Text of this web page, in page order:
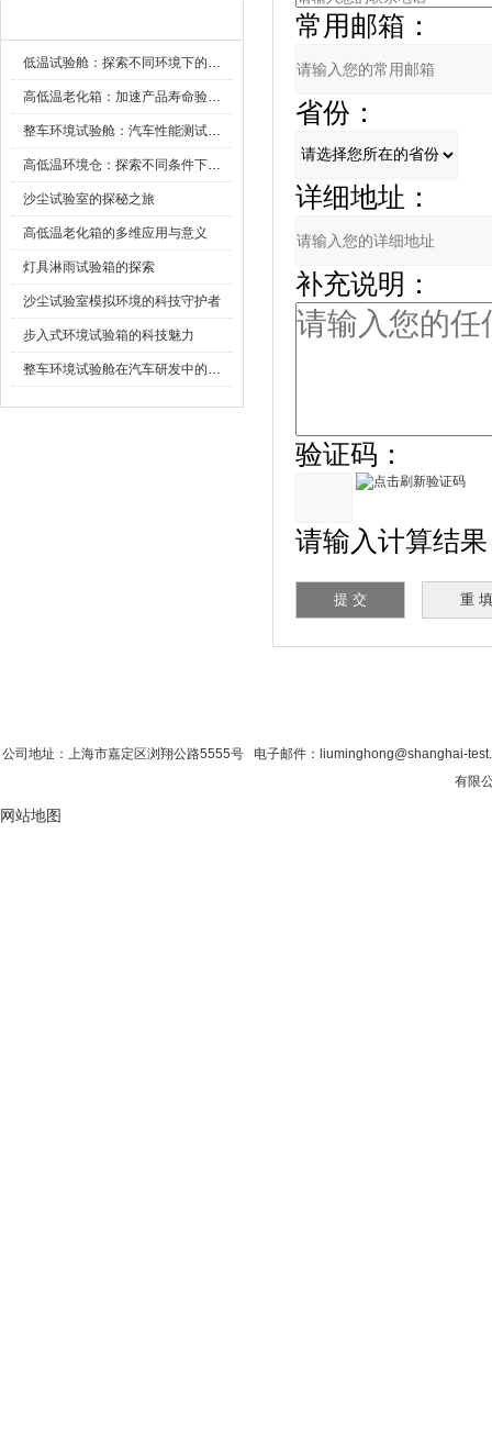
低温试验舱：探索不同环境下的科技边界
高低温老化箱：加速产品寿命验证的可靠伙伴
整车环境试验舱：汽车性能测试的设备
高低温环境仓：探索不同条件下的科学奥秘
沙尘试验室的探秘之旅
高低温老化箱的多维应用与意义
灯具淋雨试验箱的探索
沙尘试验室模拟环境的科技守护者
步入式环境试验箱的科技魅力
整车环境试验舱在汽车研发中的作用
常用邮箱：
省份：
详细地址：
补充说明：
验证码：
请输入计算结果
公司地址：上海市嘉定区浏翔公路5555号 电子邮件：liuminghong@shanghai-
有限
网站地图